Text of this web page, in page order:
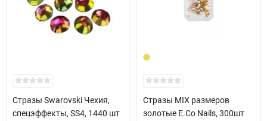
Стразы Swarovski Чехия,
спецэффекты, SS4, 1440 шт
Стразы MIX размеров
золотые E.Co Nails, 300шт